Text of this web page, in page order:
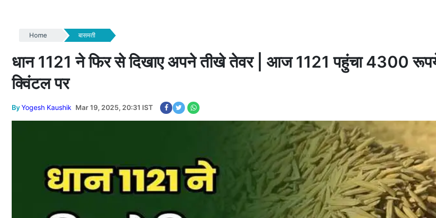
Home बासमती
धान 1121 ने फिर से दिखाए अपने तीखे तेवर | आज 1121 पहुंचा 4300
क्विंटल पर
ByYogesh Kaushik Mar 19, 2025, 20:31 IST